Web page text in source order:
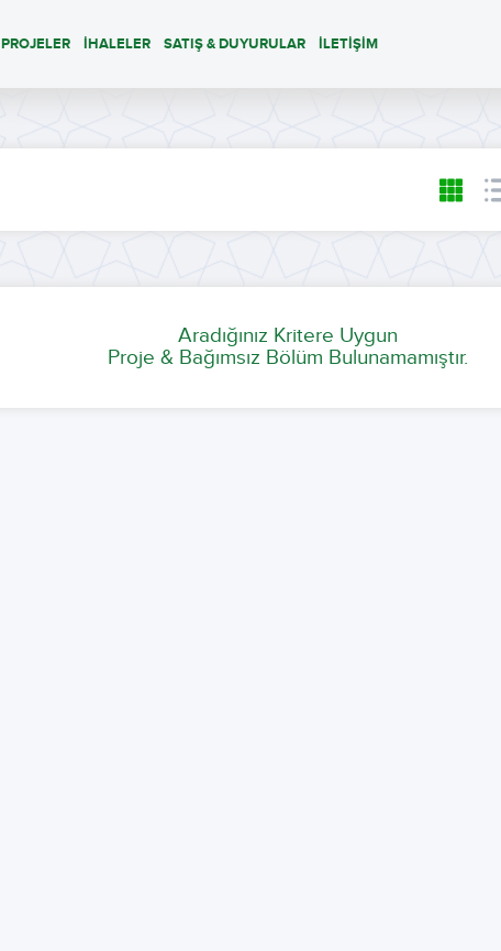
PROJELER İHALELER SATIŞ & DUYURULAR İLETİŞİM
Aradığınız Kritere Uygun
Proje & Bağımsız Bölüm Bulunamamıştır.